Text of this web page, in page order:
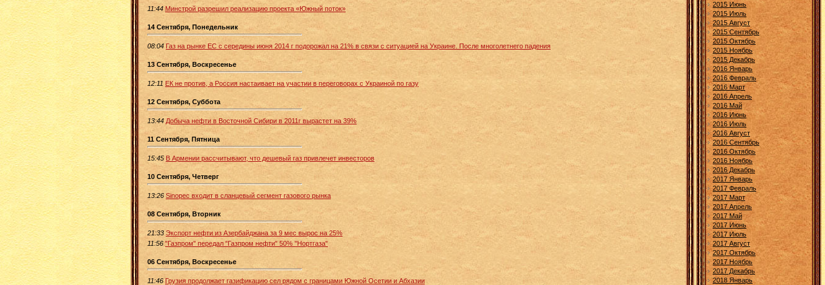
11:44 Минстрой разрешил реализацию проекта «Южный поток»
14 Сентября, Понедельник
08:04 Газ на рынке ЕС с середины июня 2014 г подорожал на 21% в связи с ситуацией на Украине. После многолетнего падения
13 Сентября, Воскресенье
12:11 ЕК не против, а Россия настаивает на участии в переговорах с Украиной по газу
12 Сентября, Суббота
13:44 Добыча нефти в Восточной Сибири в 2011г вырастет на 39%
11 Сентября, Пятница
15:45 В Армении рассчитывают, что дешевый газ привлечет инвесторов
10 Сентября, Четверг
13:26 Sinopec входит в сланцевый сегмент газового рынка
08 Сентября, Вторник
21:33 Экспорт нефти из Азербайджана за 9 мес вырос на 25%
11:56 "Газпром" передал "Газпром нефти" 50% "Нортгаза"
06 Сентября, Воскресенье
11:46 Грузия продолжает газификацию сел рядом с границами Южной Осетии и Абхазии
2015 Июнь
2015 Июль
2015 Август
2015 Сентябрь
2015 Октябрь
2015 Ноябрь
2015 Декабрь
2016 Январь
2016 Февраль
2016 Март
2016 Апрель
2016 Май
2016 Июнь
2016 Июль
2016 Август
2016 Сентябрь
2016 Октябрь
2016 Ноябрь
2016 Декабрь
2017 Январь
2017 Февраль
2017 Март
2017 Апрель
2017 Май
2017 Июнь
2017 Июль
2017 Август
2017 Октябрь
2017 Ноябрь
2017 Декабрь
2018 Январь